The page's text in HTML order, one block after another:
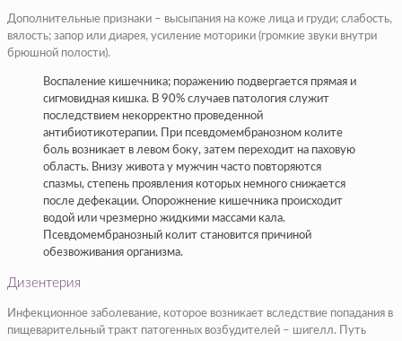
Дополнительные признаки – высыпания на коже лица и груди; слабость,
вялость; запор или диарея, усиление моторики (громкие звуки внутри
брюшной полости).
Воспаление кишечника; поражению подвергается прямая и
сигмовидная кишка. В 90% случаев патология служит
последствием некорректно проведенной
антибиотикотерапии. При псевдомембранозном колите
боль возникает в левом боку, затем переходит на паховую
область. Внизу живота у мужчин часто повторяются
спазмы, степень проявления которых немного снижается
после дефекации. Опорожнение кишечника происходит
водой или чрезмерно жидкими массами кала.
Псевдомембранозный колит становится причиной
обезвоживания организма.
Дизентерия
Инфекционное заболевание, которое возникает вследствие попадания в
пищеварительный тракт патогенных возбудителей – шигелл. Путь